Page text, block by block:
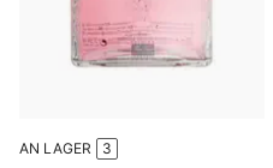
AN LAGER 3